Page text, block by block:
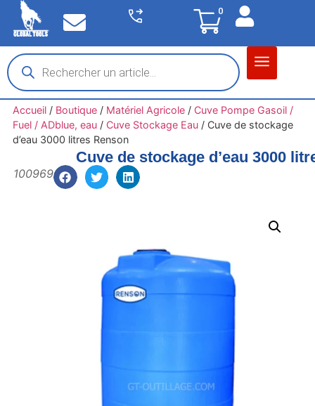
0
Accueil/ Boutique/ Matériel Agricole/ Cuve Pompe Gasoil /
Fuel / ADblue, eau/ Cuve Stockage Eau/ Cuve de stockage
d’eau 3000 litres Renson
Cuve de stockage d’eau 3000
100969